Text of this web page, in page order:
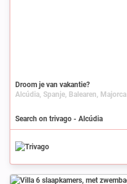
Droom je van vakantie?
Alcúdia, Spanje, Balearen, Majorca
Search on trivago - Alcúdia